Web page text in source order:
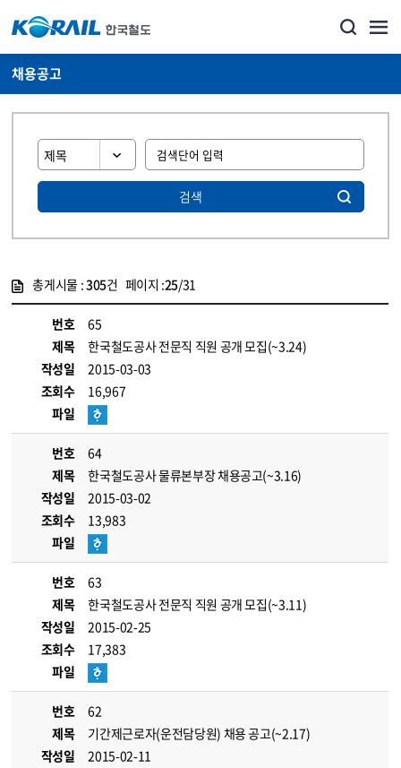
채용공고
검색
총게시물 :305건 페이지 :25/31
번호
65
제목
한국철도공사 전문직 직원 공개 모집(~3.24)
작성일
2015-03-03
조회수
16,967
파일
번호
64
제목
한국철도공사 물류본부장 채용공고(~3.16)
작성일
2015-03-02
조회수
13,983
파일
번호
63
제목
한국철도공사 전문직 직원 공개 모집(~3.11)
작성일
2015-02-25
조회수
17,383
파일
번호
62
제목
기간제근로자(운전담당원) 채용 공고(~2.17)
작성일
2015-02-11